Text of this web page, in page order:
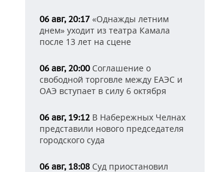
06 авг, 20:17 «Однажды летним
днем» уходит из театра Камала
после 13 лет на сцене
06 авг, 20:00Соглашение о
свободной торговле между ЕАЭС и
ОАЭ вступает в силу 6 октября
06 авг, 19:12 В Набережных Челнах
представили нового председателя
городского суда
06 авг, 18:08 Суд приостановил